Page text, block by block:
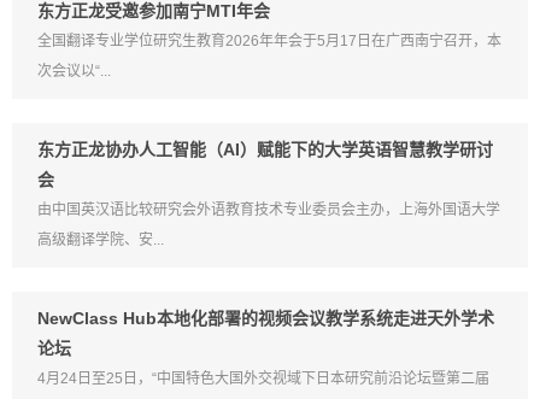
东方正龙受邀参加南宁MTI年会
全国翻译专业学位研究生教育2026年年会于5月17日在广西南宁召开，本
次会议以“...
东方正龙协办人工智能（AI）赋能下的大学英语智慧教学研讨
会
由中国英汉语比较研究会外语教育技术专业委员会主办，上海外国语大学
高级翻译学院、安...
NewClass Hub本地化部署的视频会议教学系统走进天外学术
论坛
4月24日至25日，“中国特色大国外交视域下日本研究前沿论坛暨第二届